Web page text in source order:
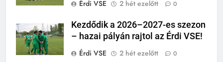
Érdi VSE
2 hét ezelőtt 0
Kezdődik a 2026–2027-es szezon
– hazai pályán rajtol az Érdi VSE!
Érdi VSE
2 hét ezelőtt 0